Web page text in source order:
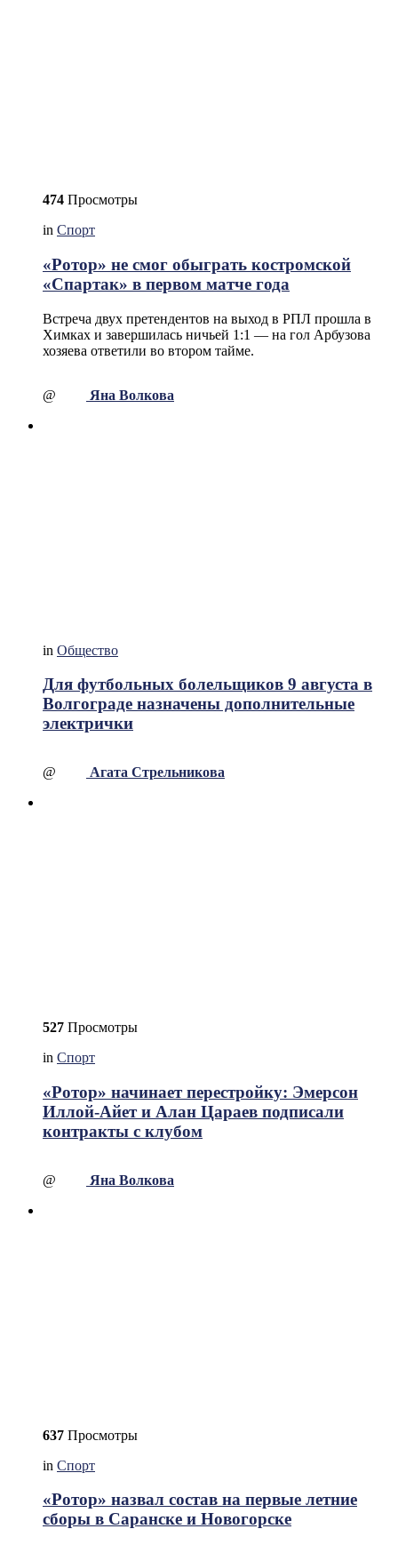
474 Просмотры
in Спорт
«Ротор» не смог обыграть костромской
«Спартак» в первом матче года
Встреча двух претендентов на выход в РПЛ прошла в
Химках и завершилась ничьей 1:1 — на гол Арбузова
хозяева ответили во втором тайме.
@ Яна Волкова
in Общество
Для футбольных болельщиков 9 августа в
Волгограде назначены дополнительные
электрички
@ Агата Стрельникова
527 Просмотры
in Спорт
«Ротор» начинает перестройку: Эмерсон
Иллой-Айет и Алан Цараев подписали
контракты с клубом
@ Яна Волкова
637 Просмотры
in Спорт
«Ротор» назвал состав на первые летние
сборы в Саранске и Новогорске